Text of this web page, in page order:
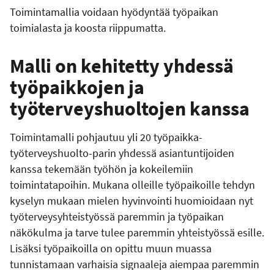
Toimintamallia voidaan hyödyntää työpaikan
toimialasta ja koosta riippumatta.
Malli on kehitetty yhdessä
työpaikkojen ja
työterveyshuoltojen kanssa
Toimintamalli pohjautuu yli 20 työpaikka-
työterveyshuolto-parin yhdessä asiantuntijoiden
kanssa tekemään työhön ja kokeilemiin
toimintatapoihin. Mukana olleille työpaikoille tehdyn
kyselyn mukaan mielen hyvinvointi huomioidaan nyt
työterveysyhteistyössä paremmin ja työpaikan
näkökulma ja tarve tulee paremmin yhteistyössä esille.
Lisäksi työpaikoilla on opittu muun muassa
tunnistamaan varhaisia signaaleja aiempaa paremmin